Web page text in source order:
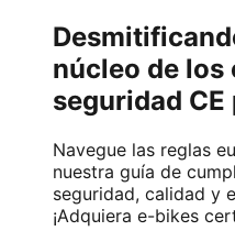
núcleo de los
seguridad
Navegue las reglas
nuestra guía de
seguridad, calidad y
¡Adquiera e-bikes